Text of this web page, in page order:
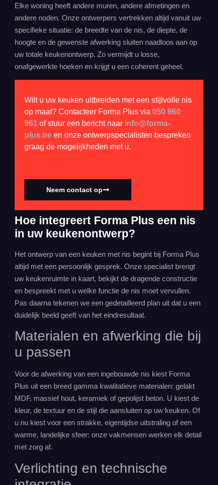
Elke woning heeft andere muren, andere afmetingen en
andere noden. Onze ontwerpers vertrekken altijd vanuit uw
specifieke situatie: de breedte van de nis, de diepte, de
hoogte en de gewenste afwerking sluiten naadloos aan op
uw totale keukenontwerp. Zo vermijdt u losse,
onafgewerkte hoeken en krijgt u een coherent geheel.
Wilt u uw keuken uitbreiden met een stijlvolle nis
op maat? Contacteer Forma Plus via 050 960
961 of stuur een bericht naar info@forma-
plus.be en onze ontwerpspecialisten bespreken
graag de mogelijkheden met u.
Neem contact op
Hoe integreert Forma Plus een nis
in uw keukenontwerp?
Het ontwerp van een keuken met nis begint bij Forma Plus
altijd met een persoonlijk gesprek. Onze specialist brengt
uw keukenruimte in kaart, bekijkt de dragende constructie
en bespreekt met u welke functie de nis moet vervullen.
Pas daarna tekenen we een gedetailleerd plan uit dat u een
duidelijk beeld geeft van het eindresultaat.
Materialen en afwerking die bij
u passen
Voor de afwerking van een ingebouwde nis kiest Forma
Plus uit een breed gamma kwalitatieve materialen: gelakt
MDF, massief hout, keramiek of gepolijst beton. U kiest de
kleur, de textuur en de stijl die aansluiten op uw keuken. Of
u nu kiest voor een strakke, eigentijdse uitstraling of een
warme, landelijke sfeer: onze vakmensen werken elk detail
met zorg af.
Verlichting en technische